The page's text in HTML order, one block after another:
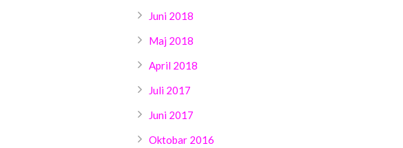
Juni 2018
Maj 2018
April 2018
Juli 2017
Juni 2017
Oktobar 2016